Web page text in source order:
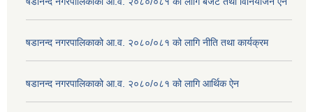
षडानन्द नगरपालिकाको आ.व. २०८०/०८१ को लागि नीति तथा कार्यक्रम
षडानन्द नगरपालिकाको आ.व. २०८०/०८१ को लागि आर्थिक ऐन